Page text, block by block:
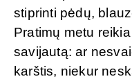
stiprinti pėdų,
Pratimų metu
savijautą: ar
karštis, niekur